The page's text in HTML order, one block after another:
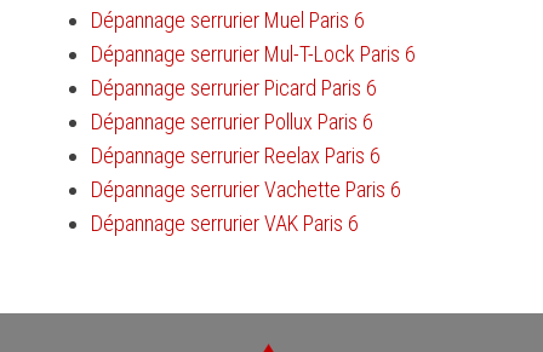
Dépannage serrurier Muel Paris 6
Dépannage serrurier Mul-T-Lock Paris 6
Dépannage serrurier Picard Paris 6
Dépannage serrurier Pollux Paris 6
Dépannage serrurier Reelax Paris 6
Dépannage serrurier Vachette Paris 6
Dépannage serrurier VAK Paris 6